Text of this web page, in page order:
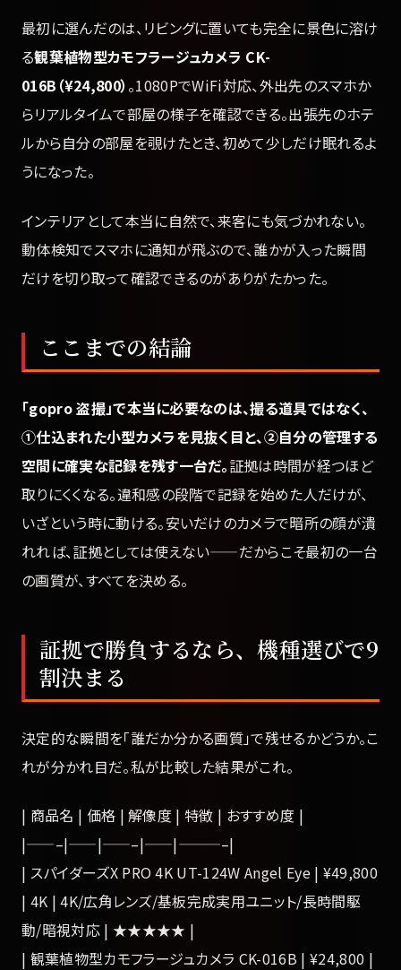
最初に選んだのは、リビングに置いても完全に景色に溶け
る観葉植物型カモフラージュカメラ CK-
016B（¥24,800） 。1080PでWiFi対応、外出先のスマホか
らリアルタイムで部屋の様子を確認できる。出張先のホテ
ルから自分の部屋を覗けたとき、初めて少しだけ眠れるよ
うになった。
インテリアとして本当に自然で、来客にも気づかれない。
動体検知でスマホに通知が飛ぶので、誰かが入った瞬間
だけを切り取って確認できるのがありがたかった。
ここまでの結論
「gopro 盗撮」で本当に必要なのは、撮る道具ではなく、
①仕込まれた小型カメラを見抜く目と、②自分の管理する
空間に確実な記録を残す一台だ。証拠は時間が経つほど
取りにくくなる。違和感の段階で記録を始めた人だけが、
いざという時に動ける。安いだけのカメラで暗所の顔が潰
れれば、証拠としては使えない——だからこそ最初の一台
の画質が、すべてを決める。
証拠で勝負するなら、機種選びで9
割決まる
決定的な瞬間を「誰だか分かる画質」で残せるかどうか。こ
れが分かれ目だ。私が比較した結果がこれ。
| 商品名 | 価格 | 解像度 | 特徴 | おすすめ度 |
|——–|——|——–|——|———–|
| スパイダーズX PRO 4K UT-124W Angel Eye | ¥49,800
| 4K | 4K/広角レンズ/基板完成実用ユニット/長時間駆
動/暗視対応 | ★★★★★ |
| 観葉植物型カモフラージュカメラ CK-016B | ¥24,800 |